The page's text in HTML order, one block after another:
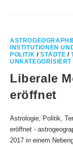
INSTITUTIONEN
POLITIK /STÄDTE /
UNKATEGORISIERT
Liberale
eröffnet
Astrologie, Politik,
eröffnet -
2017 in einem